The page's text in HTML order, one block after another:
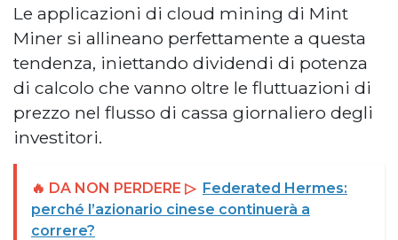
Le applicazioni di cloud mining di Mint
Miner si allineano perfettamente a questa
tendenza, iniettando dividendi di potenza
di calcolo che vanno oltre le fluttuazioni di
prezzo nel flusso di cassa giornaliero degli
investitori.
🔥 DA NON PERDERE ▷ Federated Hermes:
perché l’azionario cinese continuerà a
correre?